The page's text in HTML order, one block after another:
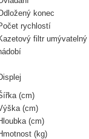
konec
rychlostí
filtr
(cm)
(cm)
(cm)
(kg)